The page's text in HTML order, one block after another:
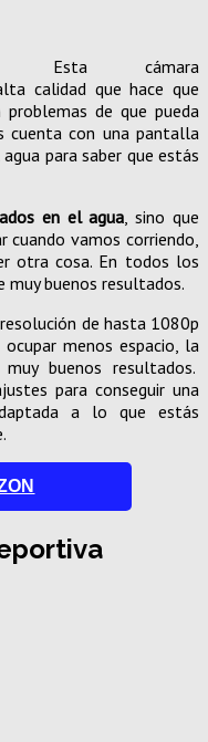
Esta cámara
calidad que hace que
de que pueda
cuenta con una pantalla
para saber que estás
en el agua, sino que
cuando vamos corriendo,
otra cosa. En todos los
muy buenos resultados.
de hasta 1080p
menos espacio, la
buenos resultados.
para conseguir una
a lo que estás